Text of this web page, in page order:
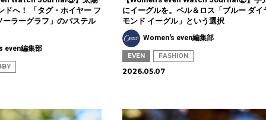
ドへ！ 「タグ・ホイヤー フ
ーラーグラフ」のパステル
even編集部
にイーグルを。ベル＆ロス「ブルー ダイ
モンド イーグル」という選択
Women's even編集部
EVEN FASHION
2026.05.07